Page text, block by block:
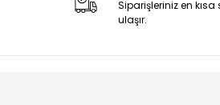
Siparişleriniz en kısa
ulaşır.